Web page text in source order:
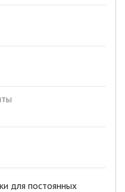
для постоянных